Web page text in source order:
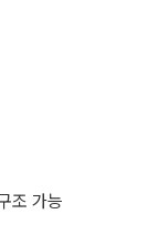
조 가능